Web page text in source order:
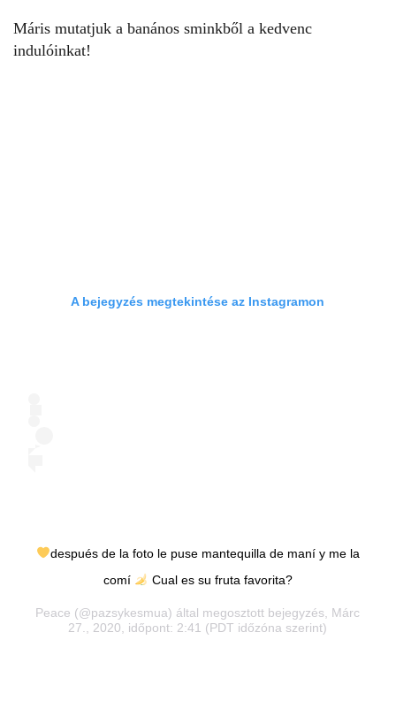
Máris mutatjuk a banános sminkből a kedvenc
indulóinkat!
A bejegyzés megtekintése az Instagramon
después de la foto le puse mantequilla de maní y me la
comí
Cual es su fruta favorita?
Peace (@pazsykesmua) által megosztott bejegyzés, Márc
27., 2020, időpont: 2:41 (PDT időzóna szerint)